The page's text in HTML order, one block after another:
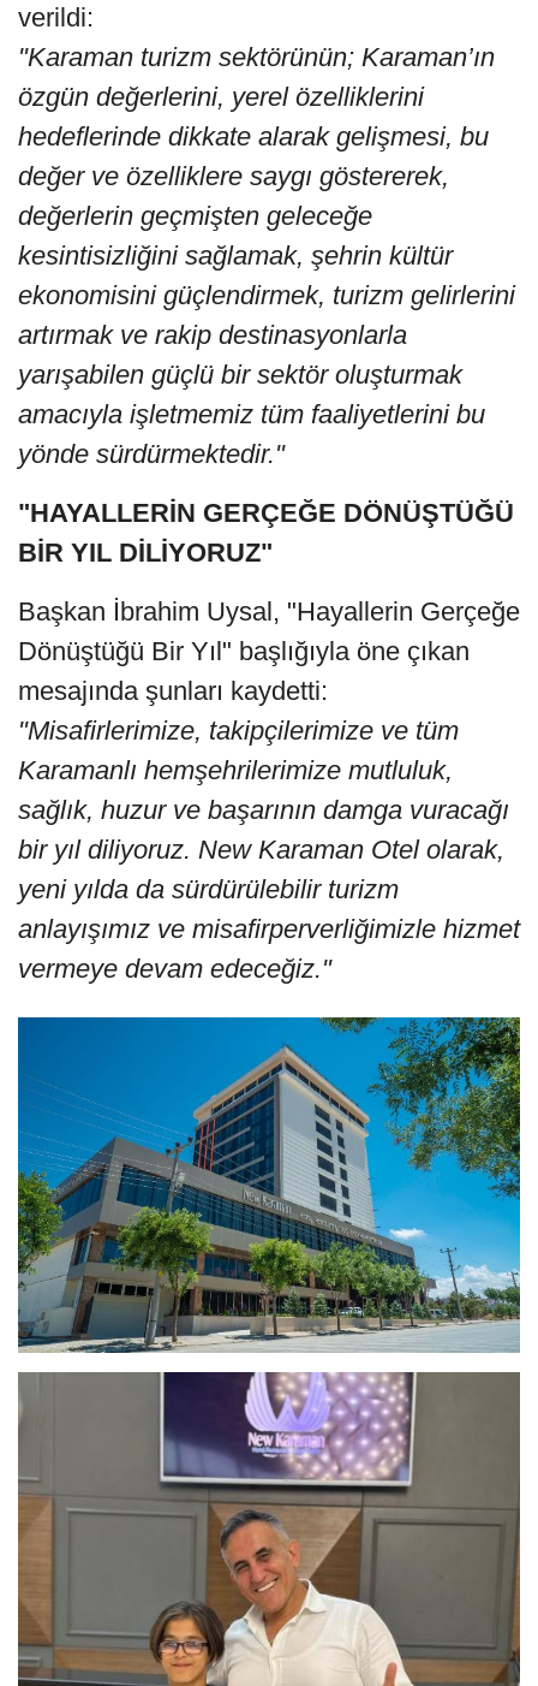
verildi:
"Karaman turizm sektörünün; Karaman’ın
özgün değerlerini, yerel özelliklerini
hedeflerinde dikkate alarak gelişmesi, bu
değer ve özelliklere saygı göstererek,
değerlerin geçmişten geleceğe
kesintisizliğini sağlamak, şehrin kültür
ekonomisini güçlendirmek, turizm gelirlerini
artırmak ve rakip destinasyonlarla
yarışabilen güçlü bir sektör oluşturmak
amacıyla işletmemiz tüm faaliyetlerini bu
yönde sürdürmektedir."
"HAYALLERİN GERÇEĞE DÖNÜŞTÜĞÜ
BİR YIL DİLİYORUZ"
Başkan İbrahim Uysal, "Hayallerin Gerçeğe
Dönüştüğü Bir Yıl" başlığıyla öne çıkan
mesajında şunları kaydetti:
"Misafirlerimize, takipçilerimize ve tüm
Karamanlı hemşehrilerimize mutluluk,
sağlık, huzur ve başarının damga vuracağı
bir yıl diliyoruz. New Karaman Otel olarak,
yeni yılda da sürdürülebilir turizm
anlayışımız ve misafirperverliğimizle hizmet
vermeye devam edeceğiz."